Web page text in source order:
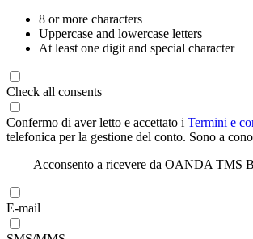
8 or more characters
Uppercase and lowercase letters
At least one digit and special character
Check all consents
Confermo di aver letto e accettato i Termini e
telefonica per la gestione del conto. Sono a
Acconsento a ricevere da OANDA TMS
E-mail